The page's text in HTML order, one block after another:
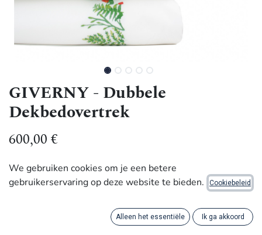
GIVERNY - Dubbele
Dekbedovertrek
600,00€
Met waardigheid gemaakt door ambachtslieden in
Rwanda.
Voeg een vleugje prachtige buitentuinen toe aan uw
kamer met dit zorgvuldig met de hand geborduurde
We gebruiken cookies om je een betere
gebruikerservaring op deze website te bieden.
Cookiebeleid
Alleen het essentiële Ik ga akkoord